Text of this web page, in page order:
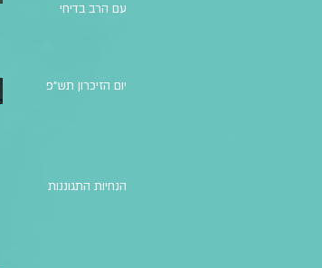
עם הרב בדיחי
יום הזיכרון תש"פ
הנחיות התגוננות